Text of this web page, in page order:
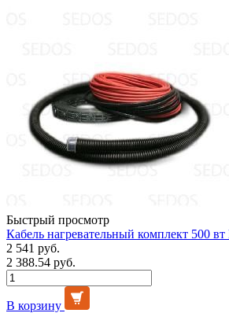
Быстрый просмотр
Кабель нагревательный комплект 500
2 541 руб.
2 388.54 руб.
В корзину